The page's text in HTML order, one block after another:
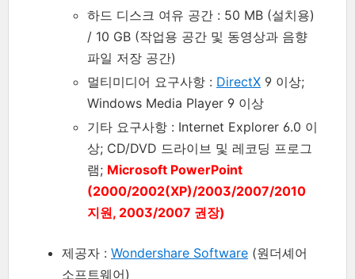
하드 디스크 여유 공간 : 50 MB (설치용)
/ 10 GB (작업용 공간 및 동영상과 음향
파일 저장 공간)
멀티미디어 요구사항 : DirectX 9 이상;
Windows Media Player 9 이상
기타 요구사항 : Internet Explorer 6.0 이
상; CD/DVD 드라이브 및 레코딩 프로그
램; Microsoft PowerPoint
(2000/2002(XP)/2003/2007/2010
지원, 2003/2007 권장)
제공자 : Wondershare Software (원더셰어
소프트웨어)